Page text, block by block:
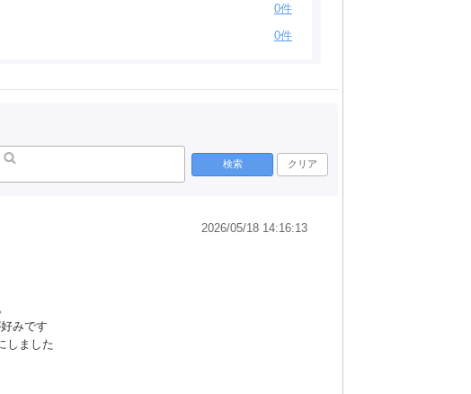
0件
0件
検索 クリア
2026/05/18 14:16:13
みです
しました